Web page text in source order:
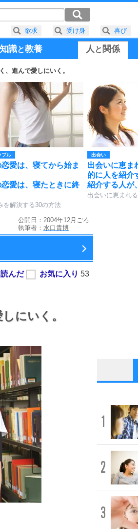
知識と教養 人と 関係
、進んで愛しにいく。
ブル
愛は、寝てから始ま
恋愛は、寝たときに終
を解決する30の方法
出会い
出会いに恵ま
的に人を紹介
紹介する人が
出会いに恵まれ
公開日：2004年12月ごろ
執筆者： 水口貴博
にいく。
1
2
3
欲求 受け身 喜び